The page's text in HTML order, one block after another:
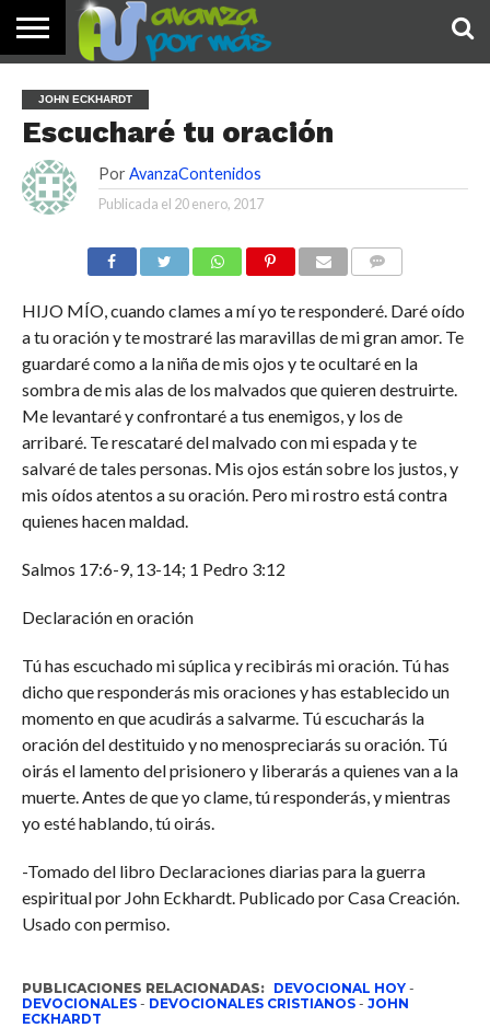
PALABRA
DE HOY
DEVOCIONALES
NOTICIAS
TESTIMONIOS
ORACIONES
SOBRE
NOSOTROS
IMÁGENES
JOHN ECKHARDT
Escucharé tu oración
Por AvanzaContenidos
Publicada el 20 enero, 2017
HIJO MÍO, cuando clames a mí yo te responderé. Daré oído
a tu oración y te mostraré las maravillas de mi gran amor. Te
guardaré como a la niña de mis ojos y te ocultaré en la
sombra de mis alas de los malvados que quieren destruirte.
Me levantaré y confrontaré a tus enemigos, y los de
arribaré. Te rescataré del malvado con mi espada y te
salvaré de tales personas. Mis ojos están sobre los justos, y
mis oídos atentos a su oración. Pero mi rostro está contra
quienes hacen maldad.
Salmos 17:6-9, 13-14; 1 Pedro 3:12
Declaración en oración
Tú has escuchado mi súplica y recibirás mi oración. Tú has
dicho que responderás mis oraciones y has establecido un
momento en que acudirás a salvarme. Tú escucharás la
oración del destituido y no menospreciarás su oración. Tú
oirás el lamento del prisionero y liberarás a quienes van a la
muerte. Antes de que yo clame, tú responderás, y mientras
yo esté hablando, tú oirás.
-Tomado del libro Declaraciones diarias para la guerra
espiritual por John Eckhardt. Publicado por Casa Creación.
Usado con permiso.
PUBLICACIONES RELACIONADAS: DEVOCIONAL HOY-
DEVOCIONALES- DEVOCIONALES CRISTIANOS- JOHN
ECKHARDT